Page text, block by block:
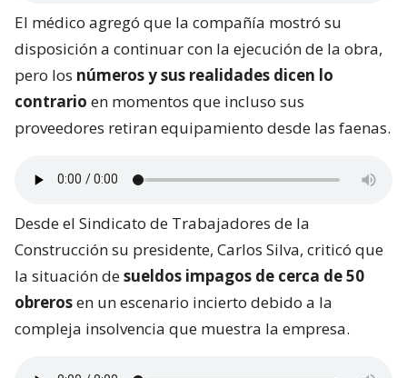
El médico agregó que la compañía mostró su
disposición a continuar con la ejecución de la obra,
pero los números y sus realidades dicen lo
contrario en momentos que incluso sus
proveedores retiran equipamiento desde las faenas.
Desde el Sindicato de Trabajadores de la
Construcción su presidente, Carlos Silva, criticó que
la situación desueldos impagos de cerca de 50
obrerosen un escenario incierto debido a la
compleja insolvencia que muestra la empresa.